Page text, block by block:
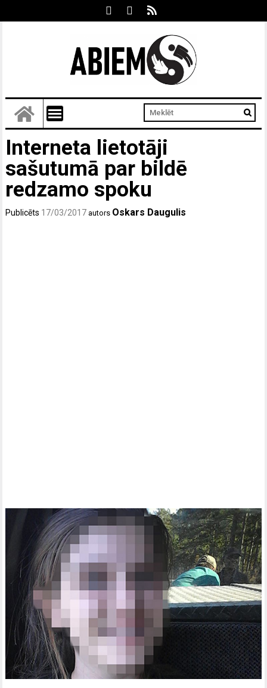
Interneta lietotāji
sašutumā par bildē
redzamo spoku
Publicēts 17/03/2017 autors Oskars Daugulis